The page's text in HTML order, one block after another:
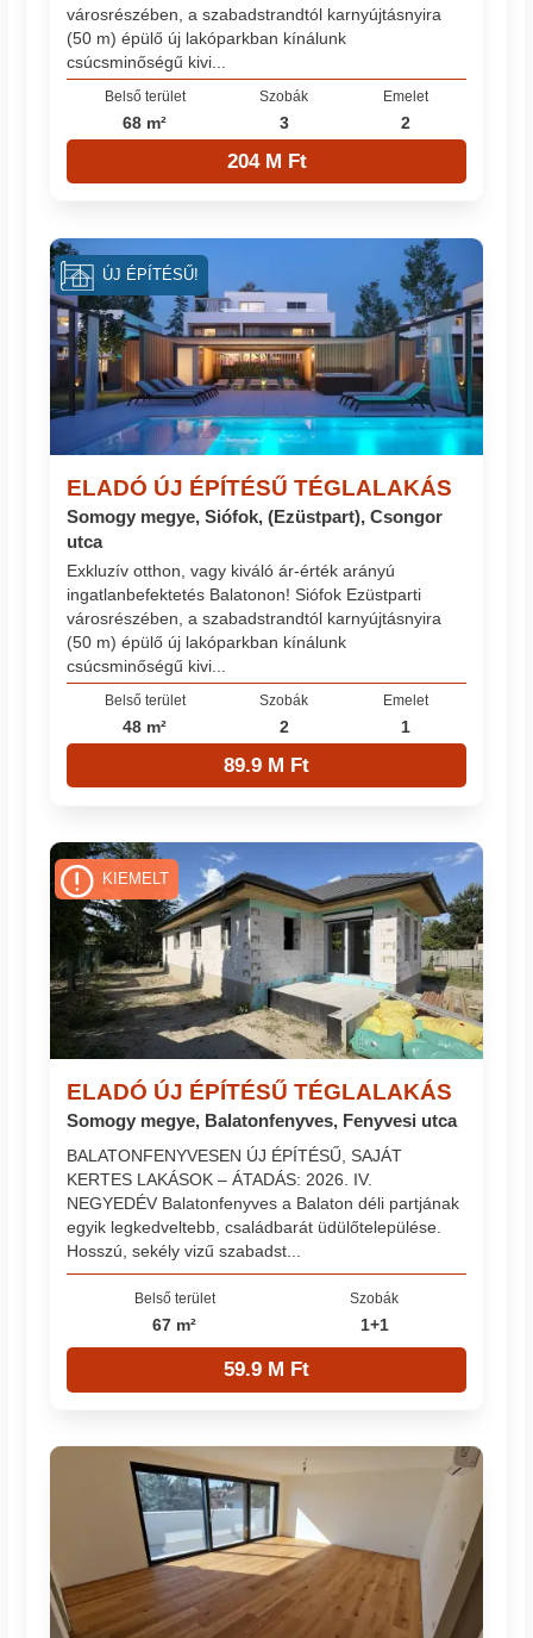
városrészében, a szabadstrandtól karnyújtásnyira
(50 m) épülő új lakóparkban kínálunk
csúcsminőségű kivi...
Belső terület
68 m²
Szobák
3
Emelet
2
204 M Ft
ELADÓ ÚJ ÉPÍTÉSŰ TÉGLALAKÁS
Somogy megye, Siófok, (Ezüstpart), Csongor
utca
Exkluzív otthon, vagy kiváló ár-érték arányú
ingatlanbefektetés Balatonon! Siófok Ezüstparti
városrészében, a szabadstrandtól karnyújtásnyira
(50 m) épülő új lakóparkban kínálunk
csúcsminőségű kivi...
Belső terület
48 m²
Szobák
2
Emelet
1
89.9 M Ft
ÚJ ÉPÍTÉSŰ!
ELADÓ ÚJ ÉPÍTÉSŰ TÉGLALAKÁS
Somogy megye, Balatonfenyves, Fenyvesi utca
BALATONFENYVESEN ÚJ ÉPÍTÉSŰ, SAJÁT
KERTES LAKÁSOK – ÁTADÁS: 2026. IV.
NEGYEDÉV Balatonfenyves a Balaton déli partjának
egyik legkedveltebb, családbarát üdülőtelepülése.
Hosszú, sekély vizű szabadst...
Belső terület
67 m²
Szobák
1+1
59.9 M Ft
KIEMELT